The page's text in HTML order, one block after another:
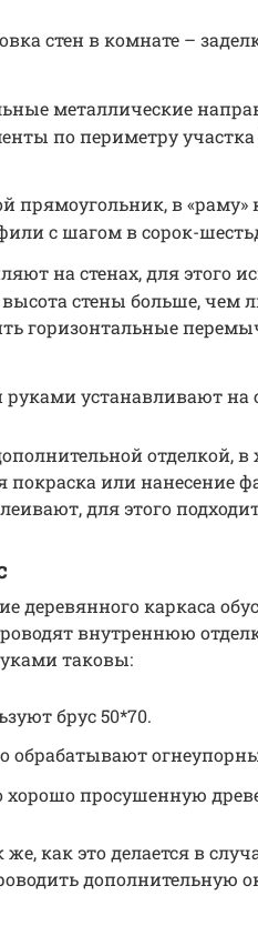
стен в комнате –
металлические
по периметру участка
прямоугольник, в «раму»
с шагом в сорок-
на стенах, для этого
стены больше, чем
горизонтальные
устанавливают на
отделкой,
покраска или нанесение
для этого
деревянного каркаса
внутреннюю
таковы:
брус 50*70.
обрабатывают
хорошо просушенную
как это делается в
дополнительную